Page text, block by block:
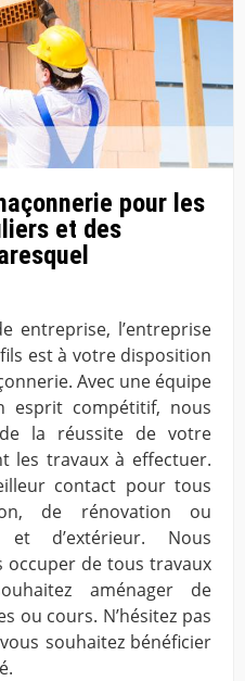
pour les
et des
entreprise, l’entreprise
est à votre disposition
Avec une équipe
esprit compétitif, nous
la réussite de votre
les travaux à effectuer.
contact pour tous
de rénovation ou
et d’extérieur. Nous
occuper de tous travaux
aménager de
ou cours. N’hésitez pas
souhaitez bénéficier